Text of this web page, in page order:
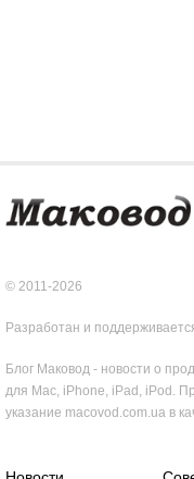
© 2011-2026
Разработан и
Блог Маковод - новости о
для Mac, iPhone, iPad, iPod.
указание macovod.com.ua в